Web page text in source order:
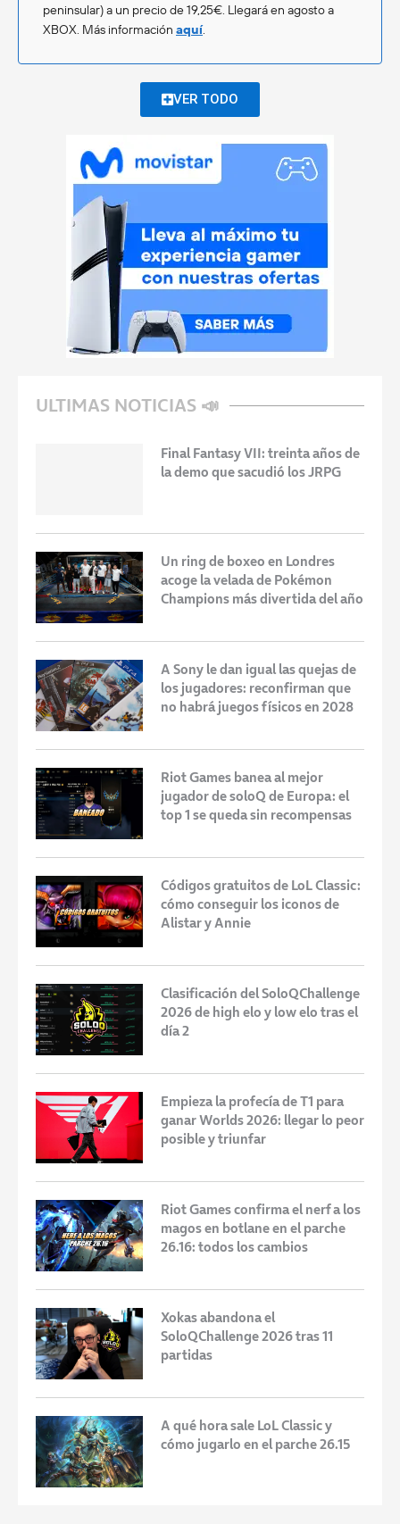
peninsular) a un precio de 19,25€. Llegará en agosto a
XBOX. Más información aquí.
VER TODO
ULTIMAS NOTICIAS 📣
Final Fantasy VII: treinta años de
la demo que sacudió los JRPG
Un ring de boxeo en Londres
acoge la velada de Pokémon
Champions más divertida del año
A Sony le dan igual las quejas de
los jugadores: reconfirman que
no habrá juegos físicos en 2028
Riot Games banea al mejor
jugador de soloQ de Europa: el
top 1 se queda sin recompensas
Códigos gratuitos de LoL Classic:
cómo conseguir los iconos de
Alistar y Annie
Clasificación del SoloQChallenge
2026 de high elo y low elo tras el
día 2
Empieza la profecía de T1 para
ganar Worlds 2026: llegar lo peor
posible y triunfar
Riot Games confirma el nerf a los
magos en botlane en el parche
26.16: todos los cambios
Xokas abandona el
SoloQChallenge 2026 tras 11
partidas
A qué hora sale LoL Classic y
cómo jugarlo en el parche 26.15